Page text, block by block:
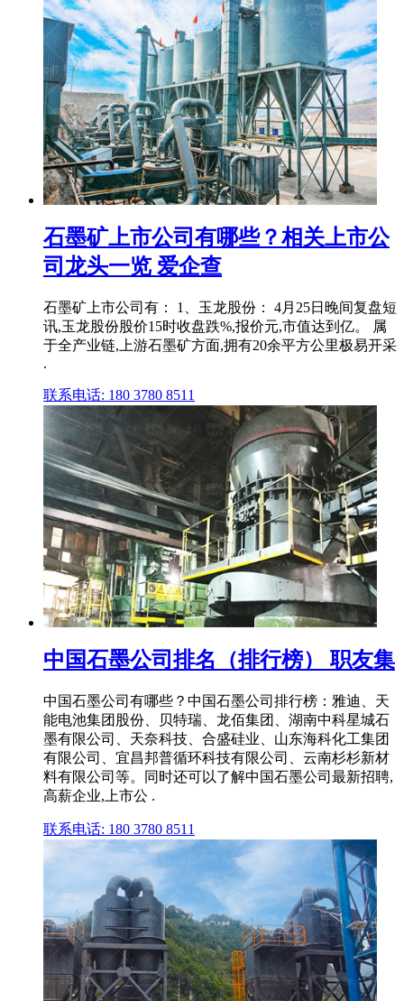
石墨矿上市公司有哪些？相关上市公
司龙头一览 爱企查
石墨矿上市公司有： 1、玉龙股份： 4月25日晚间复盘短
讯,玉龙股份股价15时收盘跌%,报价元,市值达到亿。 属
于全产业链,上游石墨矿方面,拥有20余平方公里极易开采
.
联系电话: 180 3780 8511
中国石墨公司排名（排行榜） 职友集
中国石墨公司有哪些？中国石墨公司排行榜：雅迪、天
能电池集团股份、贝特瑞、龙佰集团、湖南中科星城石
墨有限公司、天奈科技、合盛硅业、山东海科化工集团
有限公司、宜昌邦普循环科技有限公司、云南杉杉新材
料有限公司等。同时还可以了解中国石墨公司最新招聘,
高薪企业,上市公 .
联系电话: 180 3780 8511